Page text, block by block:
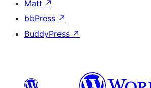
Matt ↗
bbPress ↗
BuddyPress ↗